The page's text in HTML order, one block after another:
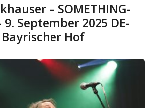
– SOMETHING-
9. September 2025 DE-
Bayrischer Hof